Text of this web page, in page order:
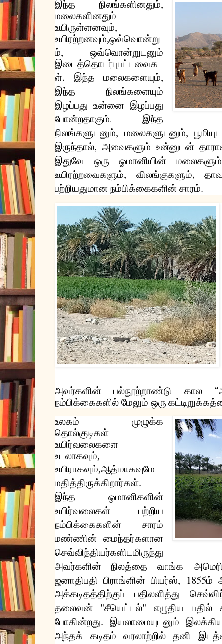
இந்த
நிலங்களினதும்,
மலைகளினதும்
உயிருள்ளனவும்,
உயிரற்றனவும்,ஒவ்வொன்று
ம்,ஒவ்வொன்றுடனும்
இடைத்தொடர்புபட்டவைக
ள். இந்த மலைகளையும்,
இந்த
நிலங்களையும்
இழப்பது உன்னை இழப்பது
போன்றதாகும்.இந்த
நிலங்களுடனும், மலைகளுடனும்,
இருந்தால், அவைகளும் உன்னுடன்
இதுவே
ஒரு ஓமானியின் மலைகளும்
உயிரற்றவைகளும், விலங்குகளும்,
பற்றியதுமான நம்பிக்கைகளின் சாரம்.
அவர்களின் பல்நூற்றாண்டு கால “
நம்பிக்கைகளில் மேலும் ஒரு
உலகம்
முழுக்க
தொல்குடிகள்
உயிர்வலைகளை
உடலாகவும்,
உயிராகவும்,ஆத்மாகவுமே
மதித்திருக்கிறார்கள்.
இந்த
ஓமானிகளின்
உயிர்வலைகள்
பற்றிய
நம்பிக்கைகளின்
சாரம்
மண்ணின்
மைந்தர்களான
செவ்விந்தியர்களிடமிருந்து
அவர்களின்
நிலத்தை வாங்க
ஜனாதிபதி பிராங்ளின் பியர்ஸ், 1855ம்
அக்கடிதத்திற்குப்
பதிலளித்து
தலைவன்
"சீயெட்டல்"எழுதிய பதில்
போகின்றது.இயலாமையுடனும்
அந்தக்
கடிதம் வரலாற்றில் தனி